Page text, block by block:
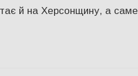
й на Херсонщину, а саме